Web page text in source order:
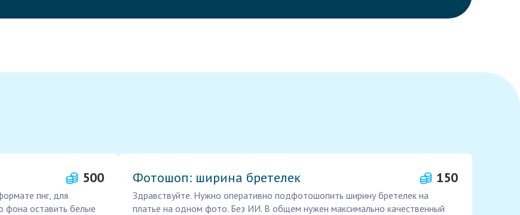
500
пнг, для
фона оставить белые
Фотошоп: ширина бретелек 150
Здравствуйте. Нужно оперативно подфотошопить ширину бретелек на
платье на одном фото. Без ИИ. В общем нужен максимально качественный